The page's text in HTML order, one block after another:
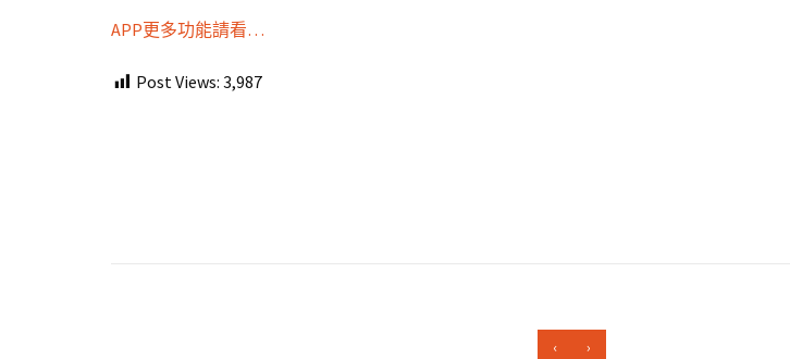
APP更多功能請看…
Post Views: 3,987
‹ ›